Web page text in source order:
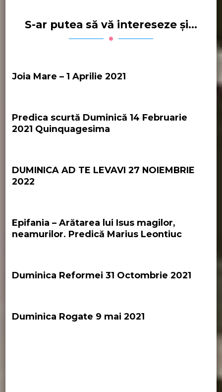
S-ar putea să vă intereseze și...
Joia Mare – 1 Aprilie 2021
Predica scurtă Duminică 14 Februarie
2021 Quinquagesima
DUMINICA AD TE LEVAVI 27 NOIEMBRIE
2022
Epifania – Arătarea lui Isus magilor,
neamurilor. Predică Marius Leontiuc
Duminica Reformei 31 Octombrie 2021
Duminica Rogate 9 mai 2021